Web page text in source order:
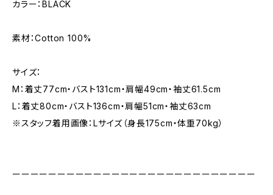
カラー：BLACK
素材：Cotton 100%
サイズ：
M：着丈77cm・バスト131cm・肩幅49cm・袖丈61.5cm
L：着丈80cm・バスト136cm・肩幅51cm・袖丈63cm
※スタッフ着用画像：Lサイズ（身長175cm・体重70kg）
ーーーーーーーーーーーーーーーーーーーーーーーーーーー